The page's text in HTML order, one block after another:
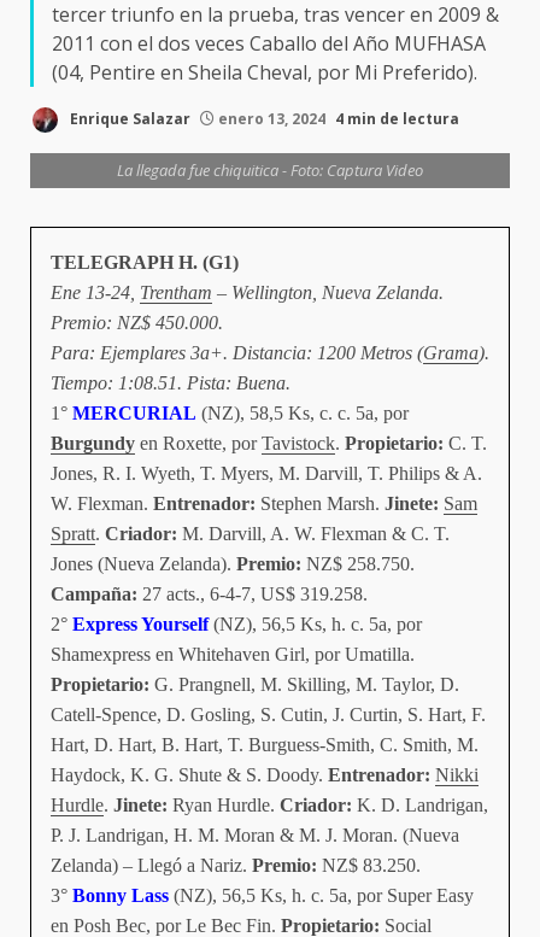
tercer triunfo en la prueba, tras vencer en 2009 &
2011 con el dos veces Caballo del Año MUFHASA
(04, Pentire en Sheila Cheval, por Mi Preferido).
Enrique Salazar enero 13, 2024 4 min de lectura
La llegada fue chiquitica - Foto: Captura Video
TELEGRAPH H. (G1)
Ene 13-24, Trentham – Wellington, Nueva Zelanda.
Premio: NZ$ 450.000.
Para: Ejemplares 3a+. Distancia: 1200 Metros (Grama).
Tiempo: 1:08.51. Pista: Buena.
1° MERCURIAL (NZ), 58,5 Ks, c. c. 5a, por
Burgundy en Roxette, porTavistock. Propietario: C. T.
Jones, R. I. Wyeth, T. Myers, M. Darvill, T. Philips & A.
W. Flexman. Entrenador: Stephen Marsh. Jinete: Sam
Spratt. Criador: M. Darvill, A. W. Flexman & C. T.
Jones (Nueva Zelanda). Premio: NZ$ 258.750.
Campaña: 27 acts., 6-4-7, US$ 319.258.
2° Express Yourself(NZ), 56,5 Ks, h. c. 5a, por
Shamexpress en Whitehaven Girl, por Umatilla.
Propietario: G. Prangnell, M. Skilling, M. Taylor, D.
Catell-Spence, D. Gosling, S. Cutin, J. Curtin, S. Hart, F.
Hart, D. Hart, B. Hart, T. Burguess-Smith, C. Smith, M.
Haydock, K. G. Shute & S. Doody. Entrenador: Nikki
Hurdle. Jinete: Ryan Hurdle. Criador: K. D. Landrigan,
P. J. Landrigan, H. M. Moran & M. J. Moran. (Nueva
Zelanda) – Llegó a Nariz. Premio: NZ$ 83.250.
3° Bonny Lass (NZ), 56,5 Ks, h. c. 5a, por Super Easy
en Posh Bec, por Le Bec Fin. Propietario: Social